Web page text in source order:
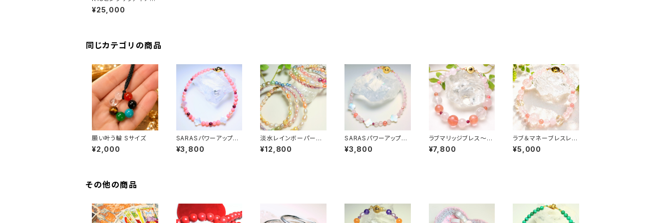
ング ～健康＆愛情～
¥25,000
同じカテゴリの商品
願い叶う輪 Sサイズ
¥2,000
SARASパワーアップブ
レスレット
¥3,800
淡水レインボーパール2
WAYネックレス&ブレス
レット〜全体運アップ〜
¥12,800
SARASパワーアップブ
レスレット
¥3,800
ラブマリッジブレス〜恋
愛&ラブ運アップ〜
¥7,800
ラブ＆マネーブレスレッ
ト
¥5,000
その他の商品